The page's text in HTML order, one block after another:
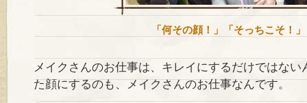
「何その顔！」「そっちこそ！」
メイクさんのお仕事は、キレイにするだけではない
た顔にするのも、メイクさんのお仕事なんです。